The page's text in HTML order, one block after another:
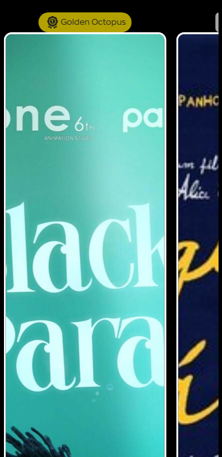
Golden Octopus